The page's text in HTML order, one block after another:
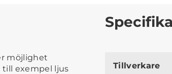
möjlighet
till exempel ljus
Tillverkare